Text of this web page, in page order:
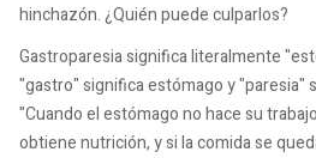
hinchazón. ¿Quién puede culparlos?
Gastroparesia significa literalmente
"gastro" significa estómago y "paresia"
"Cuando el estómago no hace su
obtiene nutrición, y si la comida se